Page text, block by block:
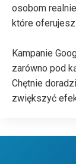
osobom
które oferujesz.
Kampanie
zarówno pod
Chętnie
zwiększyć